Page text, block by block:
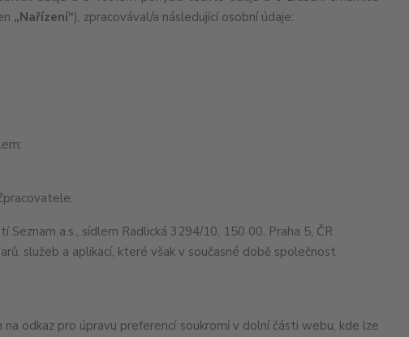
„Nařízení“), zpracovával/a následující osobní údaje:
a.s., sídlem Radlická 3294/10, 150 00, Praha 5, ČR
služeb a aplikací, které však v současné době společnost
odkaz pro úpravu preferencí soukromí v dolní části webu, kde lze